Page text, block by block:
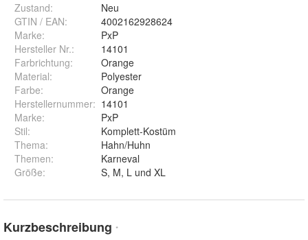
Zustand:
Neu
GTIN / EAN:
4002162928624
Marke:
PxP
Hersteller Nr.:
14101
Farbrichtung:
Orange
Material:
Polyester
Farbe:
Orange
Herstellernummer: 14101
Marke:
PxP
Stil:
Komplett-Kostüm
Thema:
Hahn/Huhn
Themen:
Karneval
Größe: S, M, L und XL
Kurzbeschreibung *